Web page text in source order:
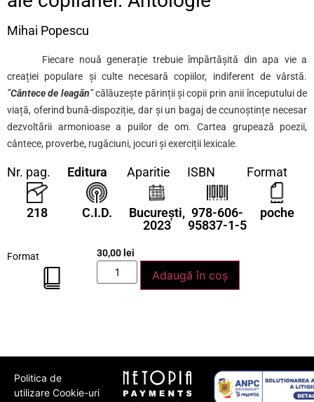
Mihai Popescu
Fiecare nouă generație trebuie împărtășită din apa vie a
creației populare și culte necesară copiilor, indiferent de vârstă.
”Cântece de leagăn”călăuzește părinții și copii prin anii începutului de
viață, oferind bună-dispoziție, dar și un bagaj de ccunoștințe necesar
dezvoltării armonioase a puilor de om. Cartea grupează poezii,
cântece, proverbe, rugăciuni, jocuri și exerciții lexicale.
Nr. pag.
218
Editura
C.I.D.
Aparitie
București,
2023
ISBN
978-606-
95837-1-5
Format
poche
Format 30,00 lei
Adaugă în coș
Politica de
utilizare Cookie-uri